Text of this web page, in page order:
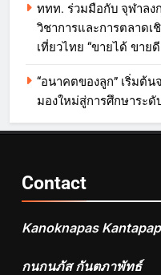
ททท. ร่วมมือกับ จุฬาล
วิชาการและการตลาดเ
เที่ยวไทย “ขายได้ ขาย
“อนาคตของลูก” เริ่มต้น
มองใหม่สู่การศึกษาระ
Contact
Kanoknapas
กนกนภัส กันตภาพัทธ์